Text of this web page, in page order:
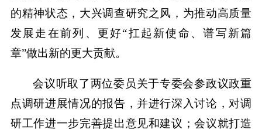
的精神状态，大兴调查研究之风，为推动高质量
发展走在前列、更好“扛起新使命、谱写新篇
章”做出新的更大贡献。
会议听取了两位委员关于专委会参政议政重
点调研进展情况的报告，并进行深入讨论，对调
研工作进一步完善提出意见和建议；会议就打造